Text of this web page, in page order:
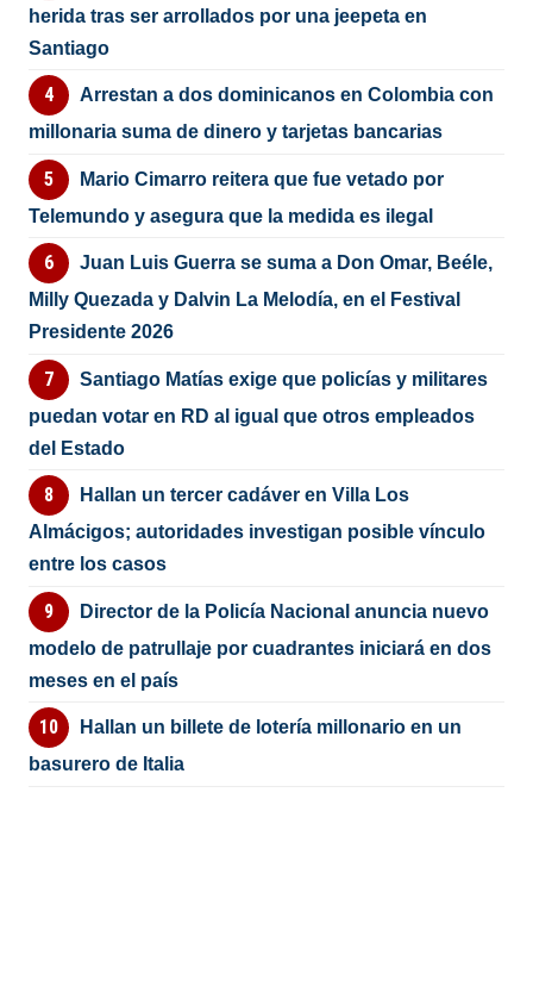
herida tras ser arrollados por una jeepeta en
Santiago
Arrestan a dos dominicanos en Colombia con
millonaria suma de dinero y tarjetas bancarias
Mario Cimarro reitera que fue vetado por
Telemundo y asegura que la medida es ilegal
Juan Luis Guerra se suma a Don Omar, Beéle,
Milly Quezada y Dalvin La Melodía, en el Festival
Presidente 2026
Santiago Matías exige que policías y militares
puedan votar en RD al igual que otros empleados
del Estado
Hallan un tercer cadáver en Villa Los
Almácigos; autoridades investigan posible vínculo
entre los casos
Director de la Policía Nacional anuncia nuevo
modelo de patrullaje por cuadrantes iniciará en dos
meses en el país
Hallan un billete de lotería millonario en un
basurero de Italia